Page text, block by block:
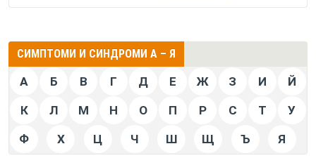
СИМПТОМИ И СИНДРОМИ А – Я
А Б В Г Д Е Ж З И Й
К Л М Н О П Р С Т У
Ф Х Ц Ч Ш Щ Ъ Я